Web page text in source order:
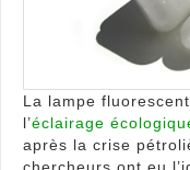
La lampe
l’éclairage
après la crise